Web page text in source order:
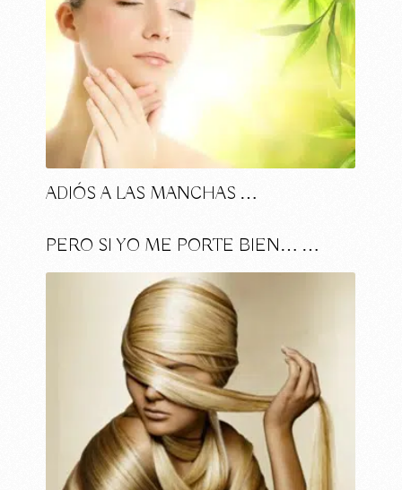
ADIÓS A LAS MANCHAS …
PERO SI YO ME PORTE BIEN… …